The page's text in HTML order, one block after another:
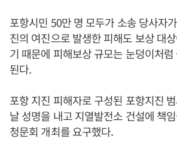
포항시민 50만 명 모두가 소송 당사자
진의 여진으로 발생한 피해도 보상 대
기 때문에 피해보상 규모는 눈덩이처
된다.
포항 지진 피해자로 구성된 포항지진
날 성명을 내고 지열발전소 건설에 책
청문회 개최를 요구했다.